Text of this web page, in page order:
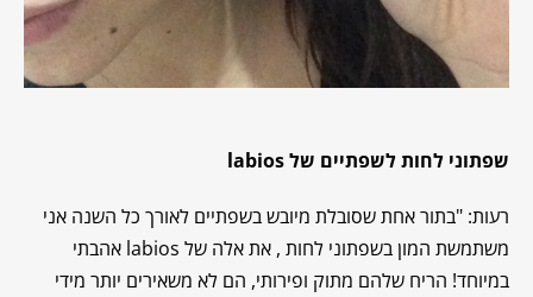
שפתוני לחות לשפתיים של labios
רעות: "בתור אחת שסובלת מיובש בשפתיים לאורך כל השנה אני
משתמשת המון בשפתוני לחות , את אלה של labios אהבתי
במיוחד! הריח שלהם מתוק ופירותי, הם לא משאירים יותר מידי